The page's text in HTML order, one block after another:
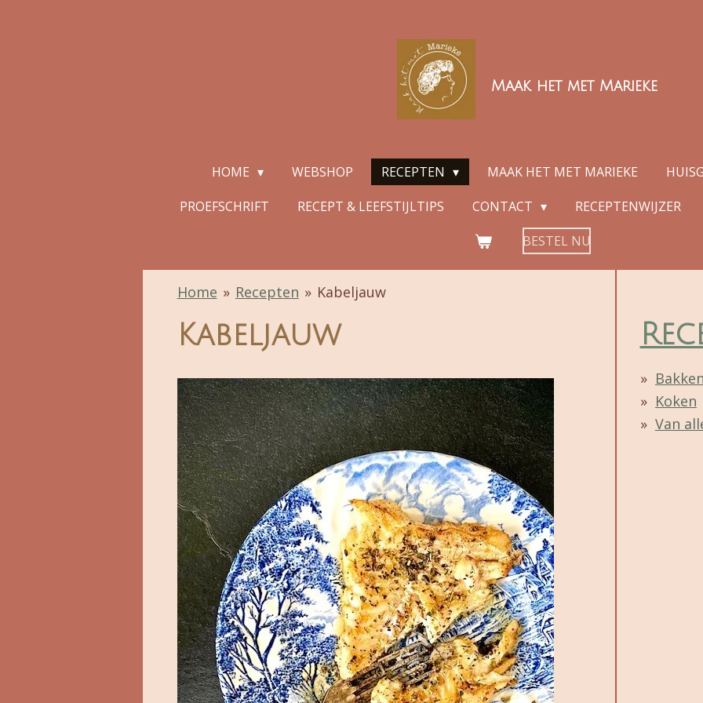
Maak het met Marieke
HOME WEBSHOP RECEPTEN MAAK HET MET MARIEKE
PROEFSCHRIFT
RECEPT & LEEFSTIJLTIPS CONTACT RECEPTENWIJZER
BESTEL NU
Home » Recepten » Kabeljauw
Kabeljauw
Bakken
Koken
Van